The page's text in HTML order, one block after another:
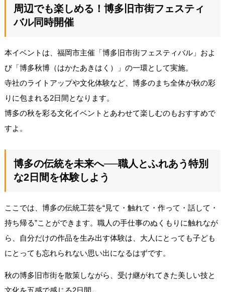
周辺でも楽しめる！博多旧市街フェスティ
バル同時開催
本イベントは、福岡市主催「博多旧市街フェスティバル」およ
び「博多秋博（はかたあきはく）」の一環として実施。
寺社のライトアップや文化体験など、博多のまち全体が秋の彩
りに包まれる2日間となります。
博多の秋を彩る文化イベントとあわせて楽しむのもおすすめで
すよ。
博多の伝統を未来へ──職人とふれあう特別
な2日間を体験しよう
ここでは、博多の伝統工芸を“見て・触れて・作って・話して・
持ち帰る”ことができます。職人の手仕事のぬくもりに触れなが
ら、自分だけの作品を生み出す体験は、大人にとっても子ども
にとっても忘れられない思い出になるはずです。
秋の博多旧市街を散策しながら、受け継がれてきた美しい技と
文化を五感で感じる2日間。